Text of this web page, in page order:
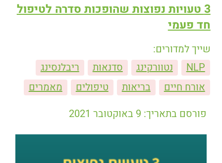
3 טעויות נפוצות שהופכות סדרה לטיפול
חד פעמי
שייך למדורים:
NLP
נטוורקינג סדנאות
ריבלנסינג
אורח חיים
בריאות טיפולים
מאמרים
פורסם בתאריך: 9 באוקטובר 2021